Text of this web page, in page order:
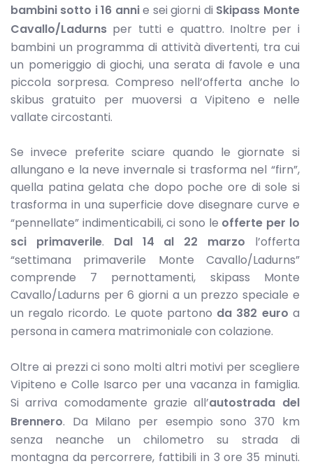
bambini sotto i 16 annie sei giorni di Skipass Monte
Cavallo/Ladurns per tutti e quattro. Inoltre per i
bambini un programma di attività divertenti, tra cui
un pomeriggio di giochi, una serata di favole e una
piccola sorpresa. Compreso nell’offerta anche lo
skibus gratuito per muoversi a Vipiteno e nelle
vallate circostanti.
Se invece preferite sciare quando le giornate si
allungano e la neve invernale si trasforma nel “firn”,
quella patina gelata che dopo poche ore di sole si
trasforma in una superficie dove disegnare curve e
“pennellate” indimenticabili, ci sono le offerte per lo
sci primaverile. Dal 14 al 22 marzo l’offerta
“settimana primaverile Monte Cavallo/Ladurns”
comprende 7 pernottamenti, skipass Monte
Cavallo/Ladurns per 6 giorni a un prezzo speciale e
un regalo ricordo. Le quote partono da 382 euro a
persona in camera matrimoniale con colazione.
Oltre ai prezzi ci sono molti altri motivi per scegliere
Vipiteno e Colle Isarco per una vacanza in famiglia.
Si arriva comodamente grazie all’autostrada del
Brennero. Da Milano per esempio sono 370 km
senza neanche un chilometro su strada di
montagna da percorrere, fattibili in 3 ore 35 minuti.